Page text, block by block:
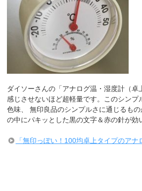
ダイソーさんの「アナログ温・湿度計（卓
感じさせないほど超軽量です。このシンプ
色味、 無印良品のシンプルさに通じるも
の中にパキッとした黒の文字＆赤の針が効
「無印っぽい！100均卓上タイプのア